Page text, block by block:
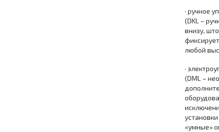
· ручное
(DKL –
внизу,
любой
·
(DML –
«умные»